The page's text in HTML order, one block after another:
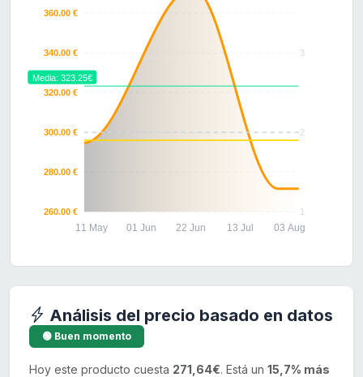
3
2
1
360.00 €
340.00 €
320.00 €
300.00 €
280.00 €
260.00 €
11 May 01 Jun 22 Jun 13 Jul 03 Aug
Media: 323.25€
Análisis del precio basado en datos
🟢 Buen momento
Hoy este producto cuesta 271,64€. Está un 15,7% más